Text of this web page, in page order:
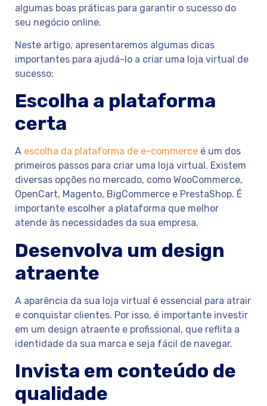
algumas boas práticas para garantir o sucesso do
seu negócio online.
Neste artigo, apresentaremos algumas dicas
importantes para ajudá-lo a criar uma loja virtual de
sucesso:
Escolha a plataforma
certa
A escolha da plataforma de e-commerce é um dos
primeiros passos para criar uma loja virtual. Existem
diversas opções no mercado, como WooCommerce,
OpenCart, Magento, BigCommerce e PrestaShop. É
importante escolher a plataforma que melhor
atende às necessidades da sua empresa.
Desenvolva um design
atraente
A aparência da sua loja virtual é essencial para atrair
e conquistar clientes. Por isso, é importante investir
em um design atraente e profissional, que reflita a
identidade da sua marca e seja fácil de navegar.
Invista em conteúdo de
qualidade